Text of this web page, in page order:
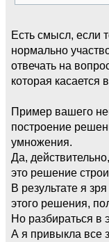
Есть смысл, если
нормально
отвечать на
которая
Пример вашего
построение
умножения.
Да,
это решение
В результате я
этого решения,
Но разбираться в
А я привыкла все